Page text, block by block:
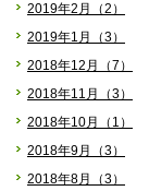
2019年2月（2）
2019年1月（3）
2018年12月（7）
2018年11月（3）
2018年10月（1）
2018年9月（3）
2018年8月（3）